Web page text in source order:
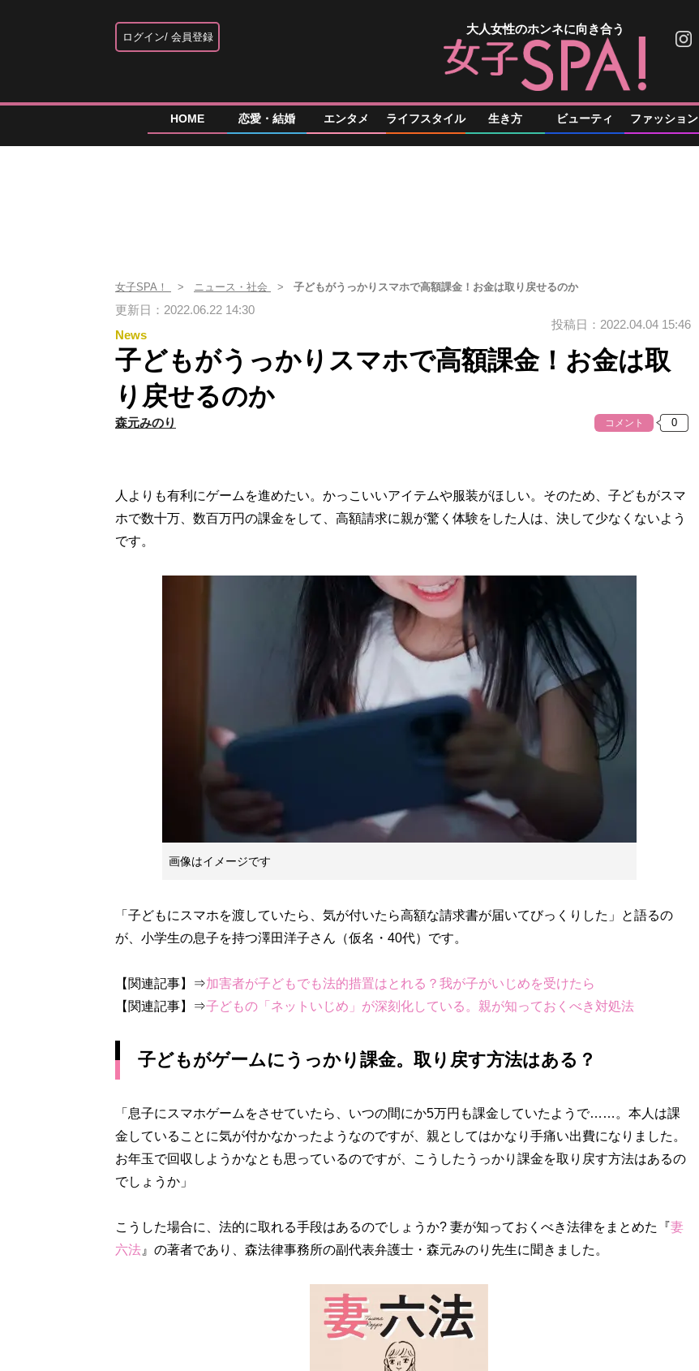
ログイン 会員登録
大人女性のホンネに向き合う
HOME 恋愛・結婚 エンタメ ライフスタイル 生き方 ビューティ ファッション
女子SPA！ ニュース・社会 子どもがうっかりスマホで高額課金！お金は取り戻せるのか
更新日：2022.06.22 14:30
News
投稿日：2022.04.04 15:46
子どもがうっかりスマホで高額課金！お金は取
り戻せるのか
森元みのり コメント
人よりも有利にゲームを進めたい。かっこいいアイテムや服装がほしい。そのため、子どもがスマ
ホで数十万、数百万円の課金をして、高額請求に親が驚く体験をした人は、決して少なくないよう
です。
画像はイメージです
「子どもにスマホを渡していたら、気が付いたら高額な請求書が届いてびっくりした」と語るの
が、小学生の息子を持つ澤田洋子さん（仮名・40代）です。
【関連記事】⇒加害者が子どもでも法的措置はとれる？我が子がいじめを受けたら
【関連記事】⇒子どもの「ネットいじめ」が深刻化している。親が知っておくべき対処法
子どもがゲームにうっかり課金。取り戻す方法はある？
「息子にスマホゲームをさせていたら、いつの間にか5万円も課金していたようで……。本人は課
金していることに気が付かなかったようなのですが、親としてはかなり手痛い出費になりました。
お年玉で回収しようかなとも思っているのですが、こうしたうっかり課金を取り戻す方法はあるの
でしょうか」
こうした場合に、法的に取れる手段はあるのでしょうか? 妻が知っておくべき法律をまとめた『妻
六法 』の著者であり、森法律事務所の副代表弁護士・森元みのり先生に聞きました。